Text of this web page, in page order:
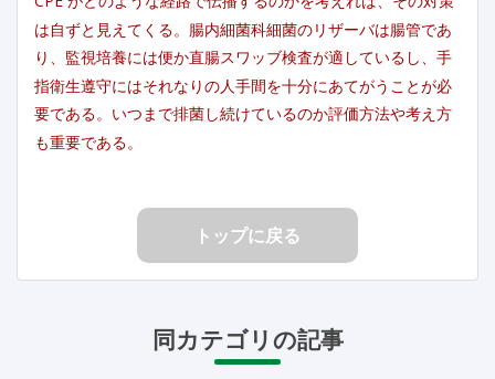
は自ずと見えてくる。腸内細菌科細菌のリザーバは腸管であ
り、監視培養には便か直腸スワッブ検査が適しているし、手
指衛生遵守にはそれなりの人手間を十分にあてがうことが必
要である。いつまで排菌し続けているのか評価方法や考え方
も重要である。
トップに戻る
同カテゴリの記事